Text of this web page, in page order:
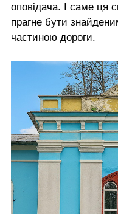
оповідача. І саме ця
прагне бути
частиною дороги.